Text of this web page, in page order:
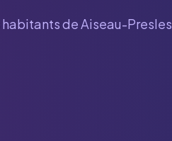
habitants de Aiseau-Presles